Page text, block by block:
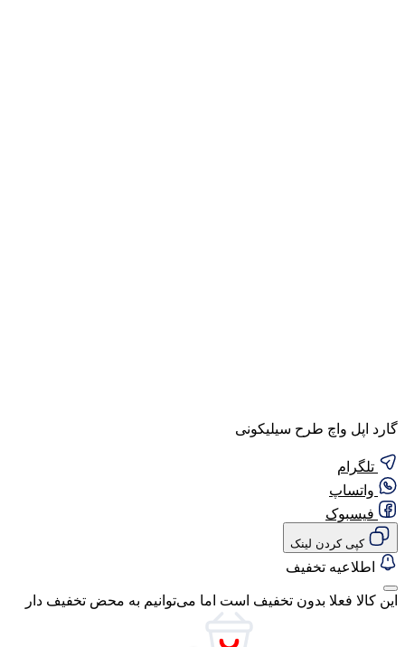
گارد اپل واچ طرح سیلیکونی
تلگرام
واتساپ
فیسبوک
کپی کردن لینک
اطلاعیه تخفیف
این کالا فعلا بدون تخفیف است اما می‌توانیم به محض تخفیف دار
گفتگو با غرفه‌دار
در حال اتصال...